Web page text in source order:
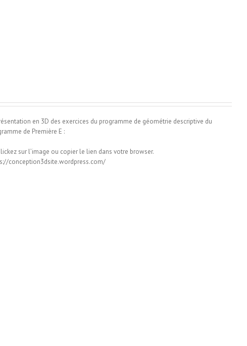
en 3D des exercices du programme de géométrie descriptive du
de Première E :
sur l’image ou copier le lien dans votre browser.
conception3dsite.wordpress.com/